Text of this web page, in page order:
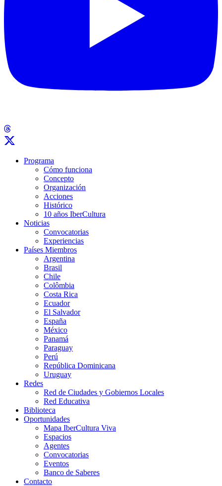
Programa
Cómo funciona
Concepto
Organización
Acciones
Histórico
10 años IberCultura
Noticias
Convocatorias
Experiencias
Países Miembros
Argentina
Brasil
Chile
Colômbia
Costa Rica
Ecuador
El Salvador
España
México
Panamá
Paraguay
Perú
República Dominicana
Uruguay
Redes
Red de Ciudades y Gobiernos Locales
Red Educativa
Biblioteca
Oportunidades
Mapa IberCultura Viva
Espacios
Agentes
Convocatorias
Eventos
Banco de Saberes
Contacto